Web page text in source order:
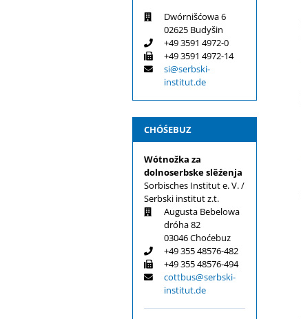
Dwórnišćowa 6
02625 Budyšin
+49 3591 4972-0
+49 3591 4972-14
si@serbski-
institut.de
CHÓŚEBUZ
Wótnožka za
dolnoserbske slěźenja
Sorbisches Institut e. V. /
Serbski institut z.t.
Augusta Bebelowa
dróha 82
03046 Choćebuz
+49 355 48576-482
+49 355 48576-494
cottbus@serbski-
institut.de